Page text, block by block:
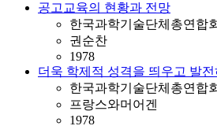
공고교육의 현황과 전망
한국과학기술단체총연합회
권순찬
1978
더욱 학제적 성격을 띄우고 발
한국과학기술단체총연합회
프랑스와머어겐
1978